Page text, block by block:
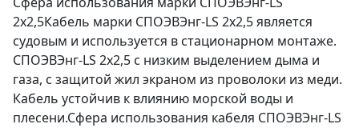
2х2,5Кабель марки СПОЭВЭнг-LS 2х2,5 является
судовым и используется в стационарном монтаже.
СПОЭВЭнг-LS 2х2,5 с низким выделением дыма и
газа, с защитой жил экраном из проволоки из меди.
Кабель устойчив к влиянию морской воды и
плесени.Сфера использования кабеля СПОЭВЭнг-LS